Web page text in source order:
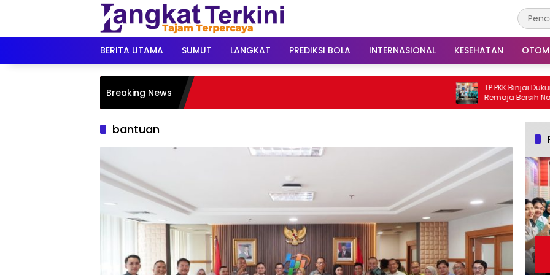
BERITA UTAMA
SUMUT LANGKAT PREDIKSI BOLA INTERNASIONAL KESEHATAN
Breaking News
TP PKK Binjai Dukung
Remaja Bersih Narkoba
bantuan